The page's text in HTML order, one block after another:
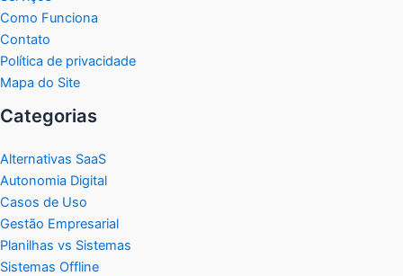
Como Funciona
Contato
Política de privacidade
Mapa do Site
Categorias
Alternativas SaaS
Autonomia Digital
Casos de Uso
Gestão Empresarial
Planilhas vs Sistemas
Sistemas Offline